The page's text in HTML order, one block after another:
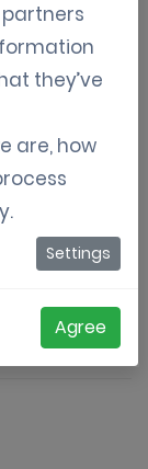
te
they’ve
are, how
.
Settings
Agree